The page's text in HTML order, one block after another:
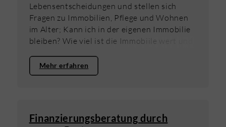
Lebensentscheidungen und stellen sich
Fragen zu Immobilien, Pflege und Wohnen
im Alter; Kann ich in der eigenen Immobilie
bleiben? Wie viel ist die Immobiile wert und
wird Pflege bezahlt und wie funktioniert das
eigentlich? Das Projekt EntscheidungsHilfe.
Marktpreiseinschätzung durch
Mehr erfahren
Finanzierungsberatung durch